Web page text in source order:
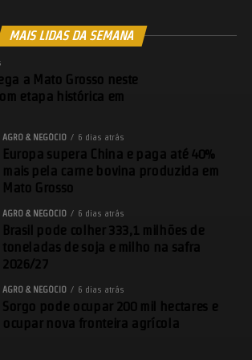
MAIS LIDAS DA SEMANA
a Mato Grosso neste
etapa histórica em
AGRO & NEGÓCIO 6 dias atrás
Europa supera China e paga até 40%
mais pela carne bovina produzida em
Mato Grosso
AGRO & NEGÓCIO 6 dias atrás
Brasil pode colher 333,1 milhões de
toneladas de soja e milho na safra
2026/27
AGRO & NEGÓCIO 6 dias atrás
Sorgo pode ocupar 200 mil hectares e
ocupar nova fronteira agrícola